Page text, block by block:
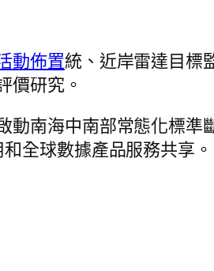
動佈置統、近岸雷達目標
價研究。
動南海中南部常態化標準
全球數據產品服務共享。